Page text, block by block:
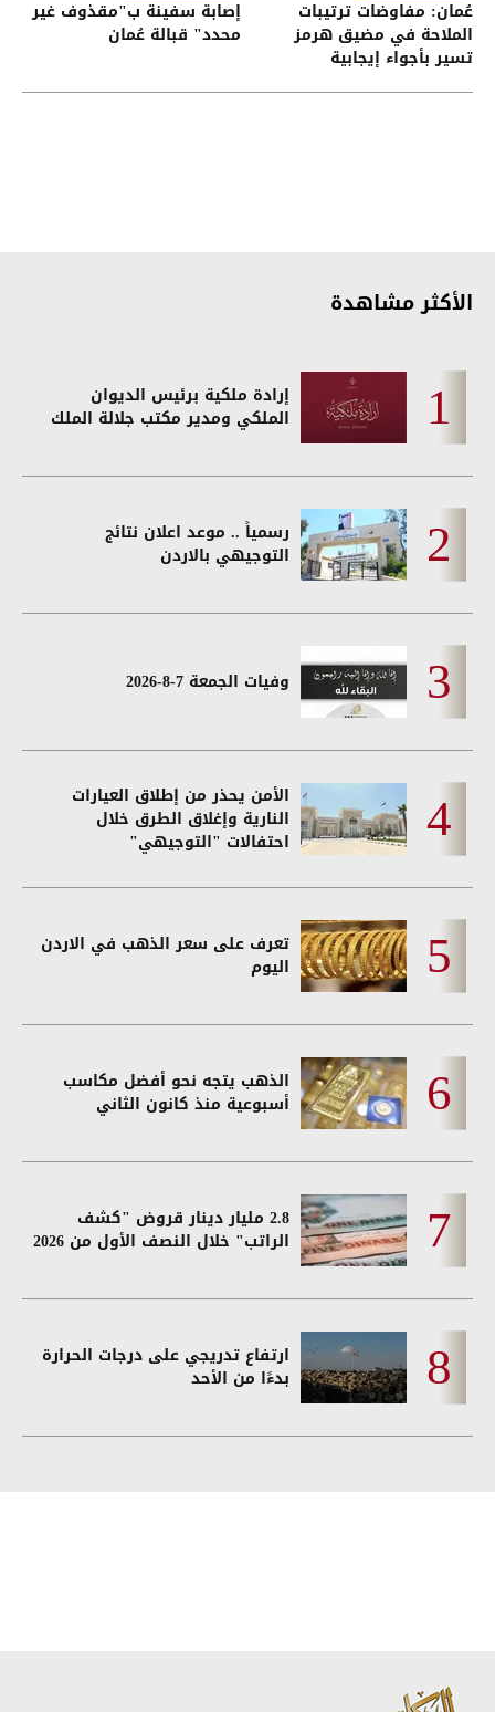
عُمان: مفاوضات ترتيبات
الملاحة في مضيق هرمز
تسير بأجواء إيجابية
إصابة سفينة ب"مقذوف غير
محدد" قبالة عُمان
الأكثر مشاهدة
إرادة ملكية برئيس الديوان
الملكي ومدير مكتب جلالة الملك
رسمياً .. موعد اعلان نتائج
التوجيهي بالاردن
وفيات الجمعة 7-8-2026
الأمن يحذر من إطلاق العيارات
النارية وإغلاق الطرق خلال
احتفالات "التوجيهي"
تعرف على سعر الذهب في الاردن
اليوم
الذهب يتجه نحو أفضل مكاسب
أسبوعية منذ كانون الثاني
2.8 مليار دينار قروض "كشف
الراتب" خلال النصف الأول من 2026
ارتفاع تدريجي على درجات الحرارة
بدءًا من الأحد